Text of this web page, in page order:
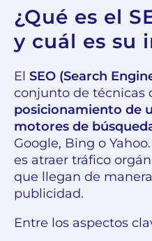
¿Qué es el
y cuál es su
El SEO (Search
conjunto de técnicas
posicionamiento de
motores de
Google, Bing o
es atraer tráfico
que llegan de
publicidad.
Entre los aspectos